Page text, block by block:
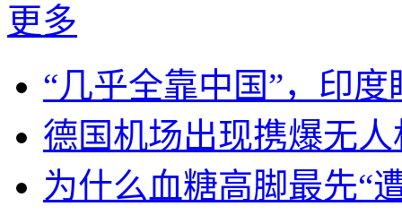
更多
“几乎全靠中国”，印
德国机场出现携爆无
为什么血糖高脚最先“